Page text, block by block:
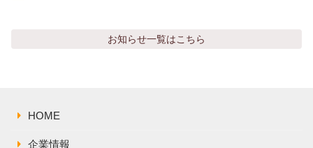
お知らせ一覧はこちら
HOME
企業情報